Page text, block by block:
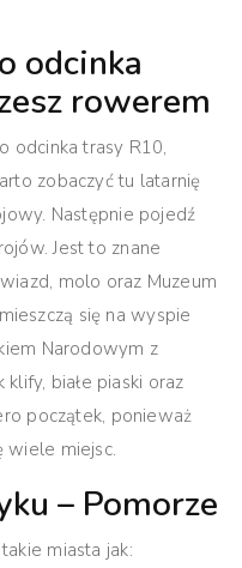
odcinka
rowerem
odcinka trasy R10,
zobaczyć tu latarnię
Następnie pojedź
Jest to znane
molo oraz Muzeum
się na wyspie
Narodowym z
białe piaski oraz
początek, ponieważ
wiele miejsc.
– Pomorze
miasta jak: